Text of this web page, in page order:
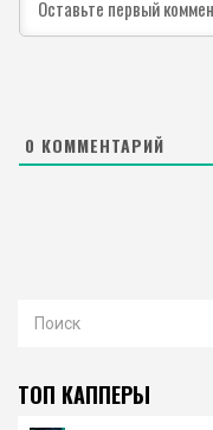
0 КОММЕНТАРИЙ
ТОП КАППЕРЫ